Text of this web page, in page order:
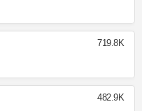
719.8K
482.9K